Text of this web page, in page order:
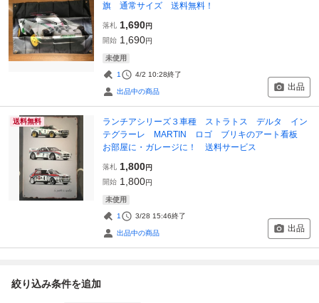
旗 通常サイズ 送料無料！
落札 1,690円
開始 1,690円
未使用
1 4/2 10:28終了
出品中の商品 出品
送料無料
ランチアシリーズ３車種 ストラトス デルタ イン
テグラーレ MARTIN ロゴ ブリキのアート看板
お部屋に・ガレージに！ 送料サービス
落札 1,800円
開始 1,800円
未使用
1 3/28 15:46終了
出品中の商品 出品
絞り込み条件を追加